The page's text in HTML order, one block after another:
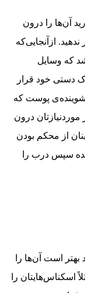
آن‌ها را درون
ازآنجایی‌که
که وسایل
دستی خود قرار
شوینده‌ی پوست که
موردنیازتان درون
از محکم بودن
سپس درب را
بهتر است آن‌ها را
اسکناس‌هایتان را